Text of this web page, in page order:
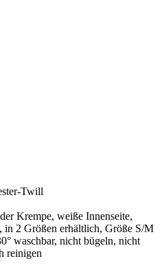
Twill
Krempe, weiße Innenseite,
in 2 Größen erhältlich, Größe S/M
waschbar, nicht bügeln, nicht
reinigen